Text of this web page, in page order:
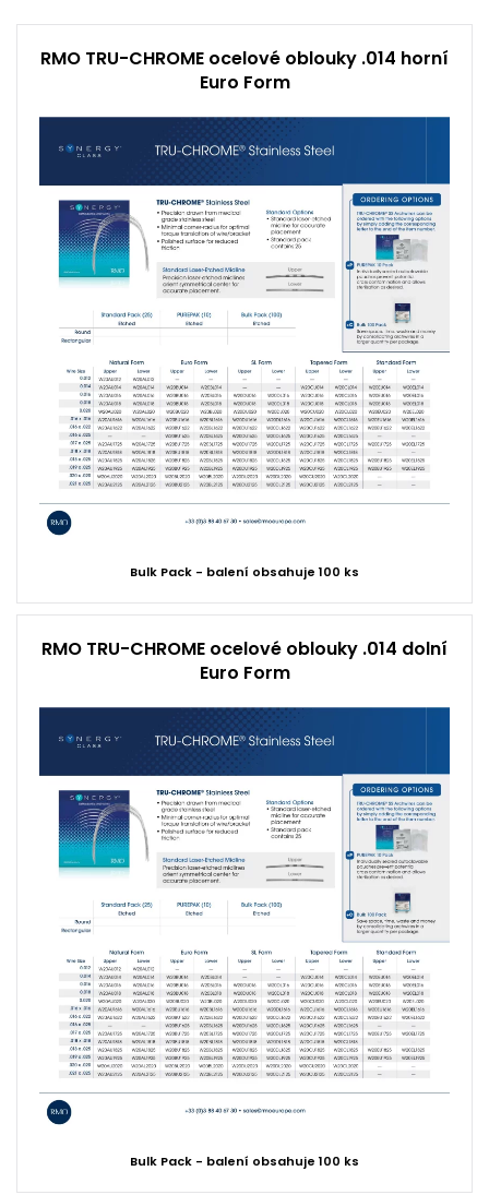
RMO TRU-CHROME ocelové oblouky .014 horní
Euro Form
Bulk Pack - balení obsahuje 100 ks
RMO TRU-CHROME ocelové oblouky .014 dolní
Euro Form
Bulk Pack - balení obsahuje 100 ks